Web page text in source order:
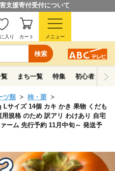
支援寄付受付について
検索
入り カート メニュー
まち一覧 特集 初心者ガイド
ツ類
柿・栗
Lサイズ 14個 カキ かき 果物 くだも
規格 のため 訳アリ わけあり 自宅
ーム 先行予約 11月中旬～ 発送予